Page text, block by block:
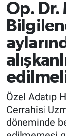
Op. Dr.
Özel Adatıp
Cerrahisi
döneminde